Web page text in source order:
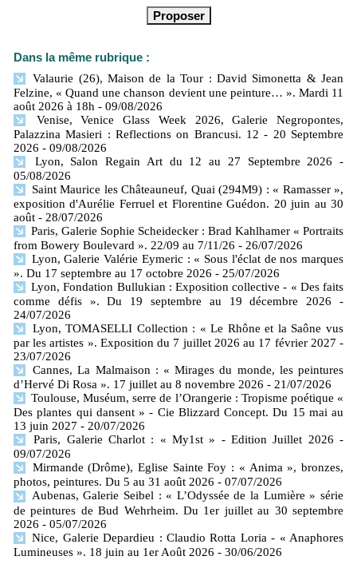
Dans la même rubrique :
Valaurie (26), Maison de la Tour : David Simonetta & Jean
Felzine, « Quand une chanson devient une peinture… ». Mardi 11
août 2026 à 18h - 09/08/2026
Venise, Venice Glass Week 2026, Galerie Negropontes,
Palazzina Masieri : Reflections on Brancusi. 12 - 20 Septembre
2026 - 09/08/2026
Lyon, Salon Regain Art du 12 au 27 Septembre 2026
-
05/08/2026
Saint Maurice les Châteauneuf, Quai (294M9) : « Ramasser »,
exposition d'Aurélie Ferruel et Florentine Guédon. 20 juin au 30
août - 28/07/2026
Paris, Galerie Sophie Scheidecker : Brad Kahlhamer « Portraits
from Bowery Boulevard ». 22/09 au 7/11/26 - 26/07/2026
Lyon, Galerie Valérie Eymeric : « Sous l'éclat de nos marques
». Du 17 septembre au 17 octobre 2026 - 25/07/2026
Lyon, Fondation Bullukian : Exposition collective - « Des faits
comme défis ». Du 19 septembre au 19 décembre 2026
-
24/07/2026
Lyon, TOMASELLI Collection : « Le Rhône et la Saône vus
par les artistes ». Exposition du 7 juillet 2026 au 17 février 2027 -
23/07/2026
Cannes, La Malmaison : « Mirages du monde, les peintures
d’Hervé Di Rosa ». 17 juillet au 8 novembre 2026 - 21/07/2026
Toulouse, Muséum, serre de l’Orangerie : Tropisme poétique «
Des plantes qui dansent » - Cie Blizzard Concept. Du 15 mai au
13 juin 2027 - 20/07/2026
Paris, Galerie Charlot : « My1st » - Edition Juillet 2026 -
09/07/2026
Mirmande (Drôme), Eglise Sainte Foy : « Anima », bronzes,
photos, peintures. Du 5 au 31 août 2026 - 07/07/2026
Aubenas, Galerie Seibel : « L’Odyssée de la Lumière » série
de peintures de Bud Wehrheim. Du 1er juillet au 30 septembre
2026 - 05/07/2026
Nice, Galerie Depardieu : Claudio Rotta Loria - « Anaphores
Lumineuses ». 18 juin au 1er Août 2026 - 30/06/2026